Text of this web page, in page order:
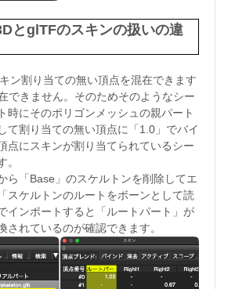
とglTFのスキンの扱いの違
ン割り当ての無い頂点を混在できます
できません。そのためそのようなシー
時にそのポリゴンメッシュの親パート
て割り当ての無い頂点に「1.0」でバイ
点にスキンが割り当てられているシー
。
ら「Base」のスケルトンを削除してエ
スケルトンのルートをボーンとして読
インポートすると「ルートパート」が
されているのが確認できます。